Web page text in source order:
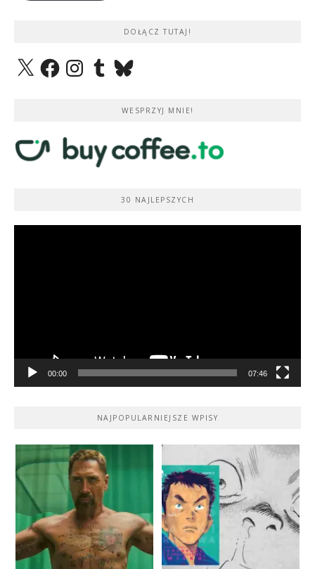
DOŁĄCZ TUTAJ!
X FacebookInstagramTumblrBluesky
WESPRZYJ MNIE!
30 NAJLEPSZYCH
00:00 07:46
NAJPOPULARNIEJSZE WPISY